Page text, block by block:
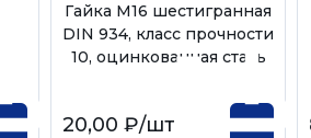
Гайка М16 шестигранная
DIN 934, класс прочности
10, оцинкованная сталь
20,00 ₽/шт